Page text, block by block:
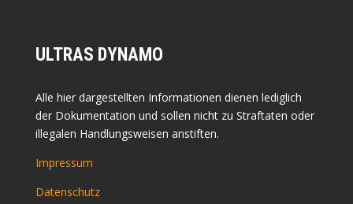
ULTRAS DYNAMO
Alle hier dargestellten Informationen dienen lediglich
der Dokumentation und sollen nicht zu Straftaten oder
illegalen Handlungsweisen anstiften.
Impressum
Datenschutz